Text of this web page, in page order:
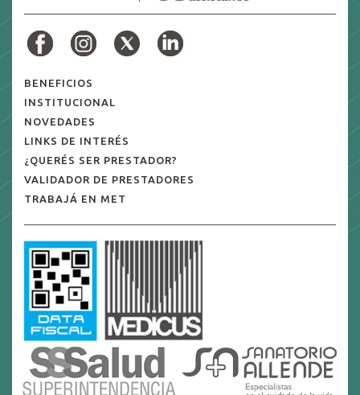
BENEFICIOS
INSTITUCIONAL
NOVEDADES
LINKS DE INTERÉS
¿QUERÉS SER PRESTADOR?
VALIDADOR DE PRESTADORES
TRABAJÁ EN MET